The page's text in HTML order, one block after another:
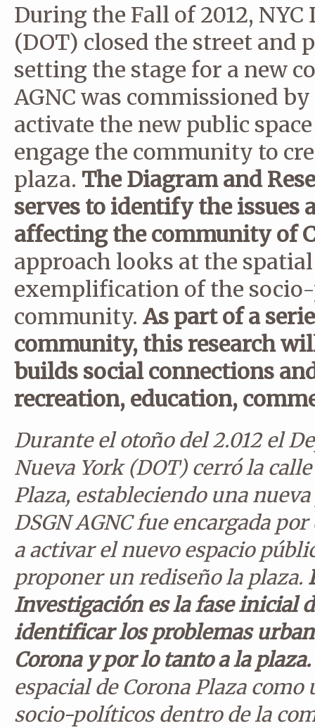
During the Fall of 2012,
(DOT) closed the street and
setting the stage for a new
AGNC was commissioned
activate the new public
engage the community to
plaza. The Diagram and
serves to identify the issues
affecting the community of
approach looks at the
exemplification of the
community. As part of a
community, this research
builds social connections
recreation, education,
Durante el otoño del 2.012 el
Nueva York (DOT) cerró la
Plaza, estableciendo una
DSGN AGNC fue encargada
a activar el nuevo espacio
proponer un rediseño la plaza.
Investigación es la fase inicial
identificar los problemas
Corona y por lo tanto a la plaza.
espacial de Corona Plaza
socio-políticos dentro de la